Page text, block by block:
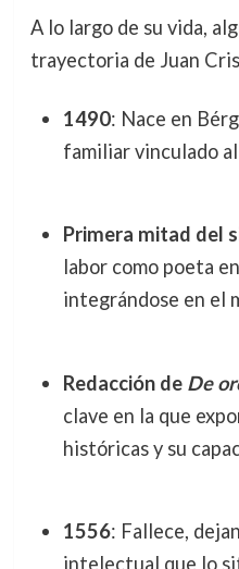
A lo largo de su vida,
trayectoria de Juan
1490: Nace en
familiar vinculado
Primera mitad del
labor como poeta
integrándose en el
Redacción de De
clave en la que
históricas y su
1556: Fallece,
intelectual que lo